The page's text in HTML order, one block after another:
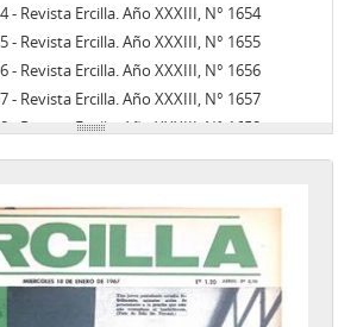
- Revista Ercilla. Año XXXIII, N° 1654
- Revista Ercilla. Año XXXIII, N° 1655
- Revista Ercilla. Año XXXIII, N° 1656
- Revista Ercilla. Año XXXIII, N° 1657
- Revista Ercilla. Año XXXIII, N° 1658
- Revista Ercilla. Año XXXIII, N° 1659
- Revista Ercilla. Año XXXIII, N° 1661
- Revista Ercilla. Año XXXIII, N° 1662
- Revista Ercilla. Año XXXIII, N° 1663
- Revista Ercilla. Año XXXIII, N° 1664